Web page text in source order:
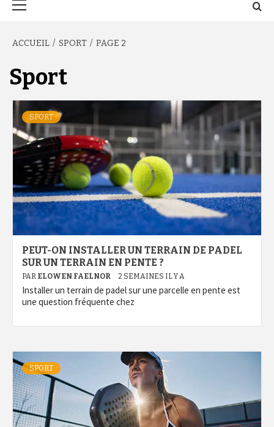
ACCUEIL SPORT PAGE 2
Sport
SPORT
PEUT-ON INSTALLER UN TERRAIN DE PADEL
SUR UN TERRAIN EN PENTE ?
PAR ELOWEN FAELNOR 2 SEMAINES IL Y A
Installer un terrain de padel sur une parcelle en pente est
une question fréquente chez
SPORT